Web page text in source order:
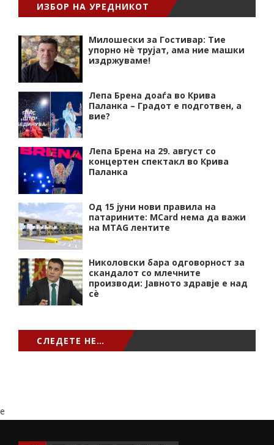
ИЗБОР НА УРЕДНИКОТ
Милошески за Гостивар: Тие
упорно нѐ трујат, ама ние машки
издржуваме!
Лепа Брена доаѓа во Крива
Паланка – Градот е подготвен, а
вие?
Лепа Брена на 29. август со
концертен спектакл во Крива
Паланка
Од 15 јуни нови правила на
патарините: MCard нема да важи
на MTAG лентите
Николовски бара одговорност за
скандалот со млечните
производи: Јавното здравје е над
сѐ
СЛЕДЕТЕ НЕ…
e